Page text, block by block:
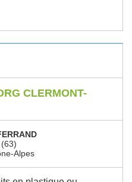
CLERMONT-
Alpes